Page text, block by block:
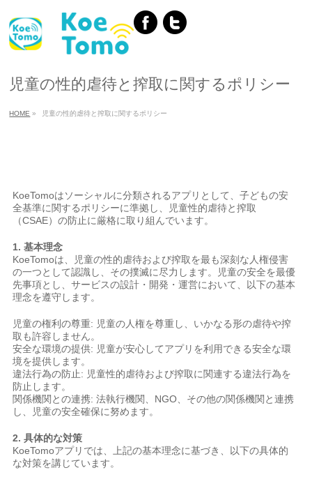
児童の性的虐待と搾取に関するポリシー
HOME » 児童の性的虐待と搾取に関するポリシー
KoeTomoはソーシャルに分類されるアプリとして、子どもの安
全基準に関するポリシーに準拠し、児童性的虐待と搾取
（CSAE）の防止に厳格に取り組んでいます。
1. 基本理念
KoeTomoは、児童の性的虐待および搾取を最も深刻な人権侵害
の一つとして認識し、その撲滅に尽力します。児童の安全を最優
先事項とし、サービスの設計・開発・運営において、以下の基本
理念を遵守します。
児童の権利の尊重: 児童の人権を尊重し、いかなる形の虐待や搾
取も許容しません。
安全な環境の提供: 児童が安心してアプリを利用できる安全な環
境を提供します。
違法行為の防止: 児童性的虐待および搾取に関連する違法行為を
防止します。
関係機関との連携: 法執行機関、NGO、その他の関係機関と連携
し、児童の安全確保に努めます。
2. 具体的な対策
KoeTomoアプリでは、上記の基本理念に基づき、以下の具体的
な対策を講じています。